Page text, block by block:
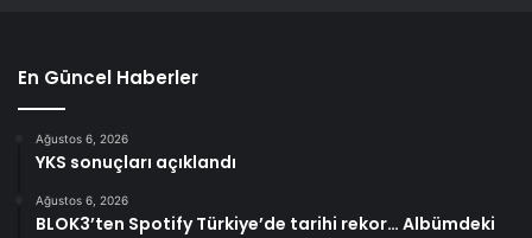
En Güncel Haberler
Ağustos 6, 2026
YKS sonuçları açıklandı
Ağustos 6, 2026
BLOK3’ten Spotify Türkiye’de tarihi rekor… Albümdeki